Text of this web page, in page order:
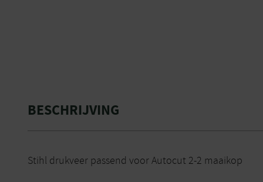
BESCHRIJVING
Stihl drukveer passend voor Autocut 2-2 maaikop